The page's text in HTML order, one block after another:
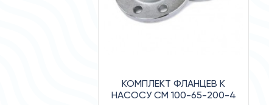
КОМПЛЕКТ ФЛАНЦЕВ К
НАСОСУ СМ 100-65-200-4